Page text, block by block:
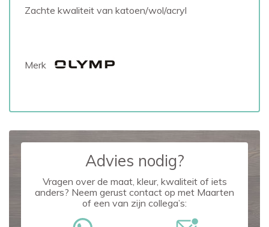
Zachte kwaliteit van katoen/wol/acryl
Merk
Advies nodig?
Vragen over de maat, kleur, kwaliteit of iets
anders? Neem gerust contact op met Maarten
of een van zijn collega’s: